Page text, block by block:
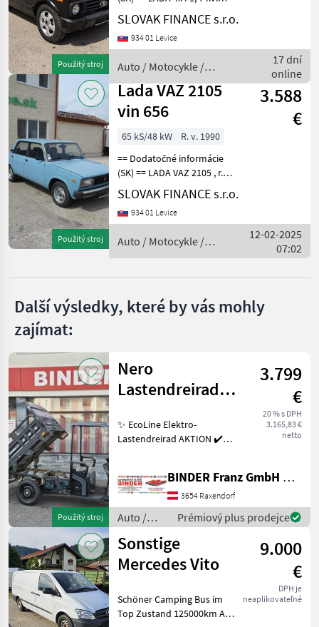
Lada
Skoda
Mercedes
Ford
Fiat
Nissan
Zobrazit
všech
18
MARKETPLACE
Marketplace
Nabídky
Inzeráty
Použitý stroj
01/2019, 97 390 km, EURO 6,
61 kW, 1690 cm3, manuál,
benzín 2x elektrické okná,
ťažné
SLOVAK FINANCE s.r.o.
934 01 Levice
Auto / Motocykle /
Lada
17 dní
online
Použitý stroj
Lada VAZ 2105
vin 656
3.588
€
65 kS/48 kW
R. v. 1990
== Dodatočné informácie
(SK) == LADA VAZ 2105 , r.v.
6/1990 , 50774 km, manuál
4 stupnový, 1294cm3, 48kw,
s TP a EC, cena: 3.500€ nie je
SLOVAK FINANCE s.r.o.
934 01 Levice
Auto / Motocykle /
Lada
12-02-2025
07:02
Další výsledky, které by vás mohly
zajímat:
Použitý stroj
Nero
Lastendreirad
TukTuk
3.799
€
20 % s DPH
3.165,83 €
netto
✨ EcoLine Elektro-
Lastendreirad AKTION ✔️
Ausführung ✔️ mit 45km/h
und Dach ✔️ optimal für
jeden Betrieb, Hof oder
BINDER Franz GmbH & CoKG
3654 Raxendorf
Auto /
Motocykle
/ Nero
Prémiový plus prodejce
Sonstige
Mercedes Vito
9.000
€
DPH je
neaplikovateľné
Schöner Camping Bus im
Top Zustand 125000km Als